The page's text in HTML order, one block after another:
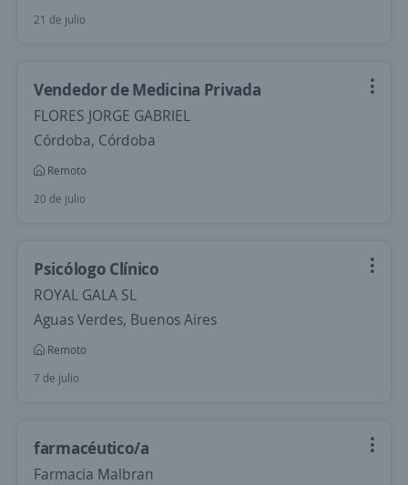
21 de julio
Vendedor de Medicina Privada
FLORES JORGE GABRIEL
Córdoba, Córdoba
Remoto
20 de julio
Psicólogo Clínico
ROYAL GALA SL
Aguas Verdes, Buenos Aires
Remoto
7 de julio
farmacéutico/a
Farmacia Malbran